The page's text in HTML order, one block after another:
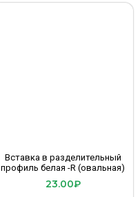
Вставка в разделительный
профиль белая -R (овальная)
23.00₽